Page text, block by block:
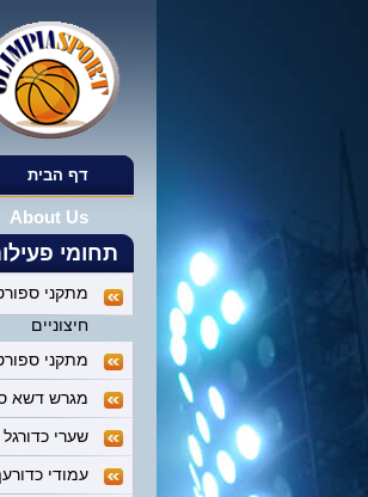
דף הבית
About Us
תחומי
מתקני
חיצוניים
מתקני
מגרש דשא
שערי
עמודי